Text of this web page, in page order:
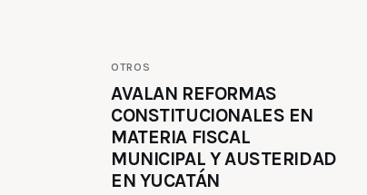
OTROS
AVALAN REFORMAS
CONSTITUCIONALES EN
MATERIA FISCAL
MUNICIPAL Y AUSTERIDAD
EN YUCATÁN